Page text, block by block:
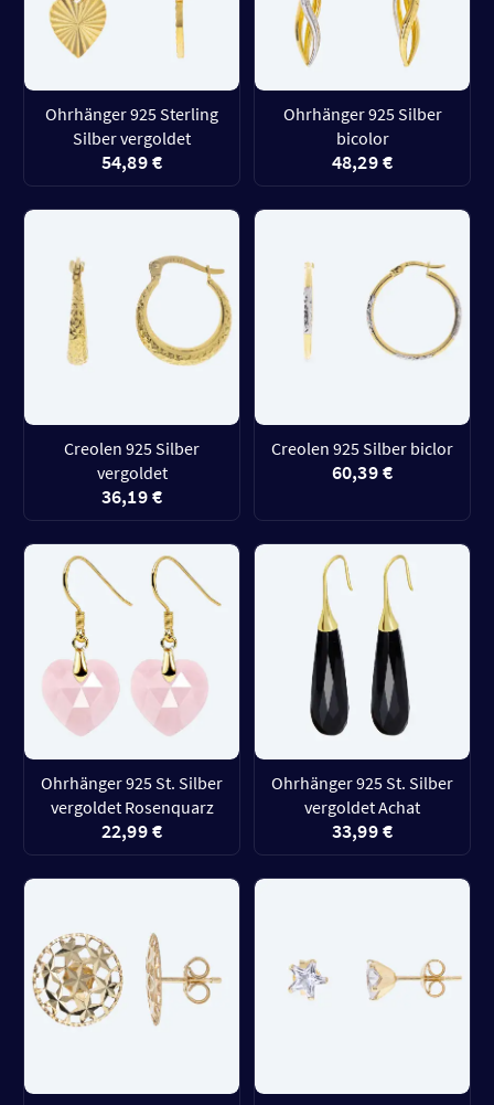
Ohrhänger 925 Sterling
Silber vergoldet
54,89 €
Ohrhänger 925 Silber
bicolor
48,29 €
Creolen 925 Silber
vergoldet
36,19 €
Creolen 925 Silber biclor
60,39 €
Ohrhänger 925 St. Silber
vergoldet Rosenquarz
22,99 €
Ohrhänger 925 St. Silber
vergoldet Achat
33,99 €